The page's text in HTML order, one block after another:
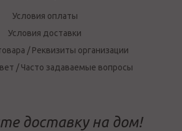
Условия оплаты
Условия доставки
/ Реквизиты организации
/ Часто задаваемые вопросы
доставку на дом!